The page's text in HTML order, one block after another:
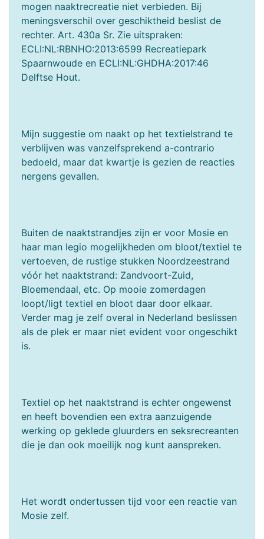
mogen naaktrecreatie niet verbieden. Bij
meningsverschil over geschiktheid beslist de
rechter. Art. 430a Sr. Zie uitspraken:
ECLI:NL:RBNHO:2013:6599 Recreatiepark
Spaarnwoude en ECLI:NL:GHDHA:2017:46
Delftse Hout.
Mijn suggestie om naakt op het textielstrand te
verblijven was vanzelfsprekend a-contrario
bedoeld, maar dat kwartje is gezien de reacties
nergens gevallen.
Buiten de naaktstrandjes zijn er voor Mosie en
haar man legio mogelijkheden om bloot/textiel te
vertoeven, de rustige stukken Noordzeestrand
vóór het naaktstrand: Zandvoort-Zuid,
Bloemendaal, etc. Op mooie zomerdagen
loopt/ligt textiel en bloot daar door elkaar.
Verder mag je zelf overal in Nederland beslissen
als de plek er maar niet evident voor ongeschikt
is.
Textiel op het naaktstrand is echter ongewenst
en heeft bovendien een extra aanzuigende
werking op geklede gluurders en seksrecreanten
die je dan ook moeilijk nog kunt aanspreken.
Het wordt ondertussen tijd voor een reactie van
Mosie zelf.